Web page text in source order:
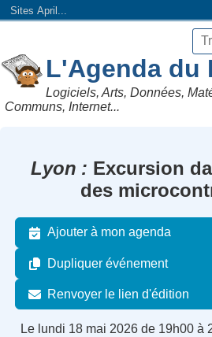
Sites April...
L'Agenda du
Logiciels, Arts, Données,
Communs, Internet...
Lyon
Excursion
des
Ajouter à mon agenda
Dupliquer événement
Renvoyer le lien d'édition
Le lundi 18 mai 2026 de 19h00 à